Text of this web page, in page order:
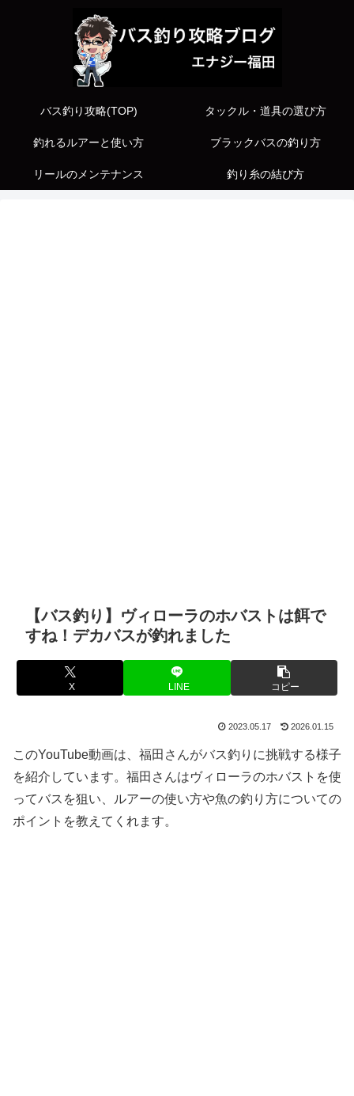
バス釣り攻略(TOP) タックル・道具の選び方
釣れるルアーと使い方 ブラックバスの釣り方
リールのメンテナンス 釣り糸の結び方
【バス釣り】ヴィローラのホバストは餌で
すね！デカバスが釣れました
X LINE コピー
2023.05.17 2026.01.15
このYouTube動画は、福田さんがバス釣りに挑戦する様子
を紹介しています。福田さんはヴィローラのホバストを使
ってバスを狙い、ルアーの使い方や魚の釣り方についての
ポイントを教えてくれます。